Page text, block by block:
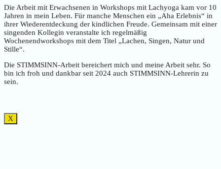
Die Arbeit mit Erwachsenen in Workshops mit Lachyoga kam vor 10
Jahren in mein Leben. Für manche Menschen ein „Aha Erlebnis“ in
ihrer Wiederentdeckung der kindlichen Freude. Gemeinsam mit einer
singenden Kollegin veranstalte ich regelmäßig
Wochenendworkshops mit dem Titel „Lachen, Singen, Natur und
Stille“.
Die STIMMSINN-Arbeit bereichert mich und meine Arbeit sehr. So
bin ich froh und dankbar seit 2024 auch STIMMSINN-Lehrerin zu
sein.
X